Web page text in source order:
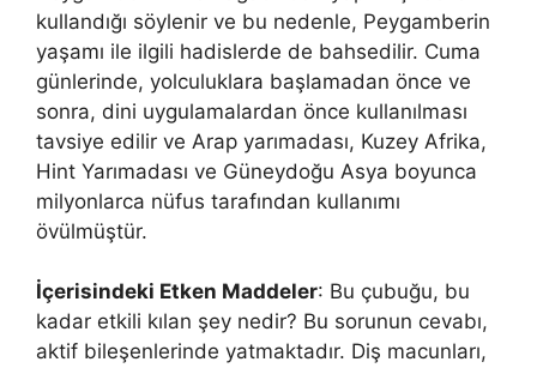
kullandığı söylenir ve bu nedenle, Peygamberin
yaşamı ile ilgili hadislerde de bahsedilir. Cuma
günlerinde, yolculuklara başlamadan önce ve
sonra, dini uygulamalardan önce kullanılması
tavsiye edilir ve Arap yarımadası, Kuzey Afrika,
Hint Yarımadası ve Güneydoğu Asya boyunca
milyonlarca nüfus tarafından kullanımı
övülmüştür.
İçerisindeki Etken Maddeler: Bu çubuğu, bu
kadar etkili kılan şey nedir? Bu sorunun cevabı,
aktif bileşenlerinde yatmaktadır. Diş macunları,